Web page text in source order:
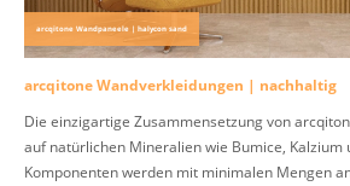
arcqitone Wandpaneele | halycon sand
arcqitone Wandverkleidungen | nachhaltig
Die einzigartige Zusammensetzung von
auf natürlichen Mineralien wie Bumice, Kalzium
Komponenten werden mit minimalen Mengen